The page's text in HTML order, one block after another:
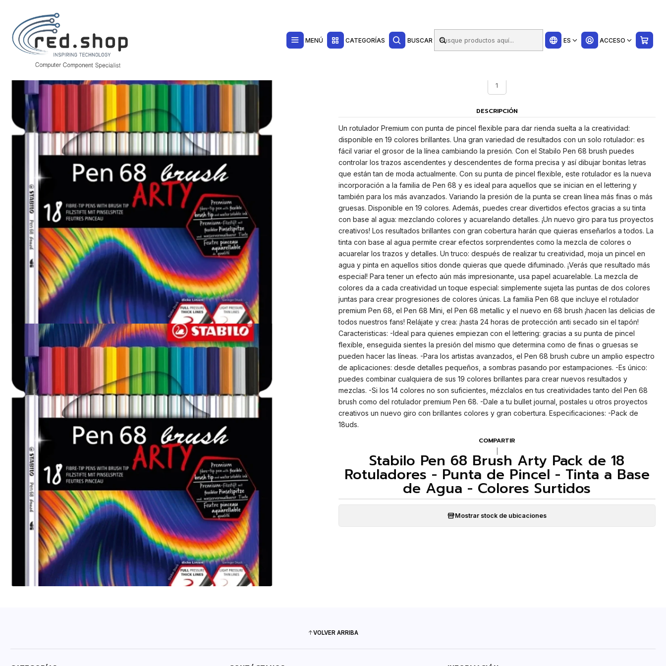
MENÚ CATEGORÍAS BUSCAR ES ACCESO
Inicio Papelería y Material de oficina Stabilo Pen 68 Brush Arty Pack de 18 Rotuladores - Punta de Pincel - Tinta a Base de Agua - Colores Surtidos
1
DESCRIPCIÓN
Un rotulador Premium con punta de pincel flexible para dar rienda suelta a la creatividad:
disponible en 19 colores brillantes. Una gran variedad de resultados con un solo rotulador: es
fácil variar el grosor de la línea cambiando la presión. Con el Stabilo Pen 68 brush puedes
controlar los trazos ascendentes y descendentes de forma precisa y así dibujar bonitas letras
que están tan de moda actualmente. Con su punta de pincel flexible, este rotulador es la nueva
incorporación a la familia de Pen 68 y es ideal para aquellos que se inician en el lettering y
también para los más avanzados. Variando la presión de la punta se crean línea más finas o más
gruesas. Disponible en 19 colores. Además, puedes crear divertidos efectos gracias a su tinta
con base al agua: mezclando colores y acuarelando detalles. ¡Un nuevo giro para tus proyectos
creativos! Los resultados brillantes con gran cobertura harán que quieras enseñarlos a todos. La
tinta con base al agua permite crear efectos sorprendentes como la mezcla de colores o
acuarelar los trazos y detalles. Un truco: después de realizar tu creatividad, moja un pincel en
agua y pinta en aquellos sitios donde quieras que quede difuminado. ¡Verás que resultado más
especial! Para tener un efecto aún más impresionante, usa papel acuarelable. La mezcla de
colores da a cada creatividad un toque especial: simplemente sujeta las puntas de dos colores
juntas para crear progresiones de colores únicas. La familia Pen 68 que incluye el rotulador
premium Pen 68, el Pen 68 Mini, el Pen 68 metallic y el nuevo en 68 brush ¡hacen las delicias de
todos nuestros fans! Relájate y crea: ¡hasta 24 horas de protección anti secado sin el tapón!
Caracteristicas: -Ideal para quienes empiezan con el lettering: gracias a su punta de pincel
flexible, enseguida sientes la presión del mismo que determina como de finas o gruesas se
pueden hacer las líneas. -Para los artistas avanzados, el Pen 68 brush cubre un amplio espectro
de aplicaciones: desde detalles pequeños, a sombras pasando por estampaciones. -Es único:
puedes combinar cualquiera de sus 19 colores brillantes para crear nuevos resultados y
mezclas. -Si los 14 colores no son suficientes, mézclalos en tus creatividades tanto del Pen 68
brush como del rotulador premium Pen 68. -Dale a tu bullet journal, postales u otros proyectos
creativos un nuevo giro con brillantes colores y gran cobertura. Especificaciones: -Pack de
18uds.
COMPARTIR
Stabilo Pen 68 Brush Arty Pack de 18
Rotuladores - Punta de Pincel - Tinta a Base
de Agua - Colores Surtidos
Mostrar stock de ubicaciones
VOLVER ARRIBA